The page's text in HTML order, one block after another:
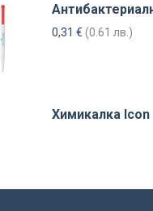
0,31 € (0.61 лв.)
Химикалка Icon